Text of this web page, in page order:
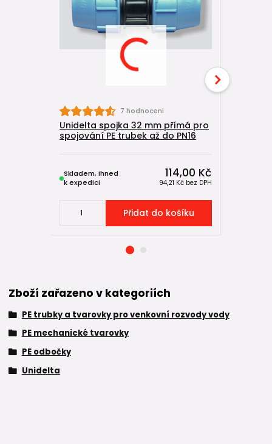
7 hodnocení
Unidelta spojka 32 mm přímá pro
spojování PE trubek až do PN16
114,00 Kč
94,21 Kč bez DPH
Skladem, ihned
k expedici
Přidat do košíku
Zboží zařazeno v kategoriích
PE trubky a tvarovky pro venkovní rozvody vody
PE mechanické tvarovky
PE odbočky
Unidelta